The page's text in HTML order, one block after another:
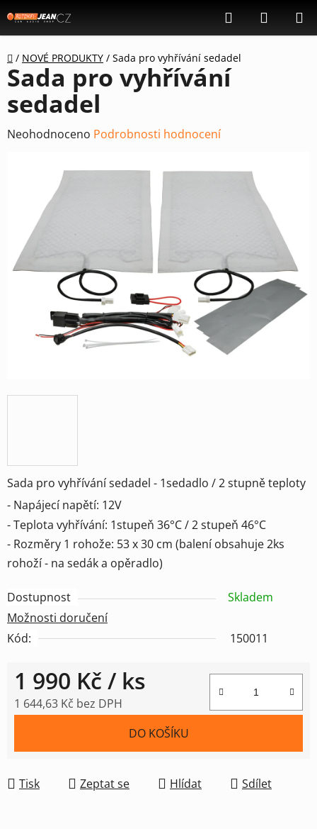
na
obsah
Hledat
KOŠÍK
Domů
/ NOVÉ PRODUKTY / Sada pro vyhřívání sedadel
Sada pro vyhřívání sedadel - 1sedadlo / 2 stupně teploty
- Napájecí napětí: 12V
- Teplota vyhřívání: 1stupeň 36°C / 2 stupeň 46°C
- Rozměry 1 rohože: 53 x 30 cm (balení obsahuje 2ks
rohoží - na sedák a opěradlo)
Dostupnost
Skladem
Možnosti doručení
Kód:
150011
1 990 Kč / ks
1 644,63 Kč bez DPH
DO KOŠÍKU
Tisk Zeptat se Hlídat Sdílet
Sada pro vyhřívání
sedadel
Průměrné
hvězdiček.
Neohodnoceno Podrobnosti hodnocení